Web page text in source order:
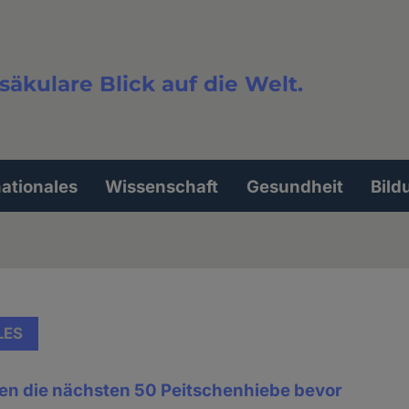
Blick auf die Welt.
Wissenschaft Gesundheit
die nächsten 50 Peitschenhiebe bevor